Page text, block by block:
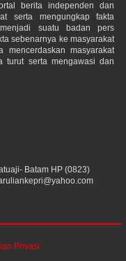
berita independen dan
serta mengungkap fakta
suatu badan pers
sebenarnya ke masyarakat
masyarakat
turut serta mengawasi dan
Batam HP (0823)
Privasi